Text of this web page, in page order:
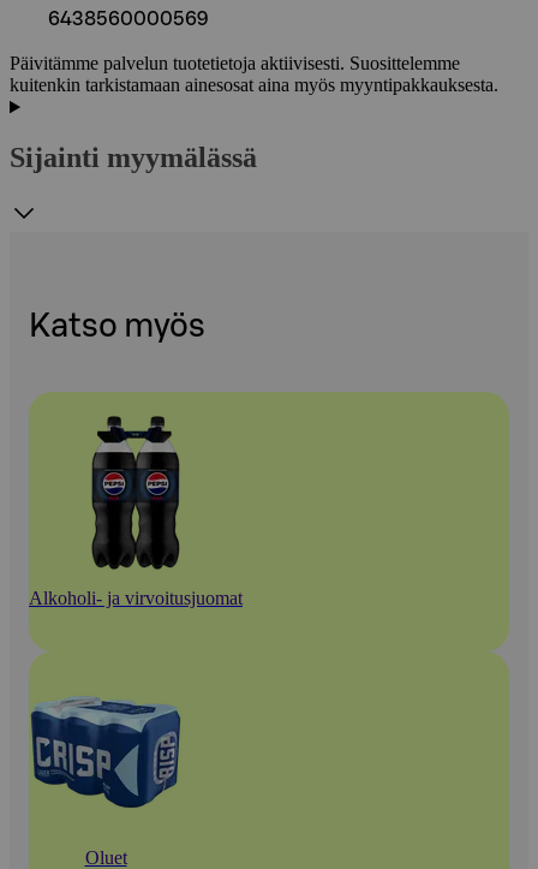
6438560000569
Päivitämme palvelun tuotetietoja aktiivisesti. Suosittelemme
kuitenkin tarkistamaan ainesosat aina myös myyntipakkauksesta.
Sijainti myymälässä
Katso myös
Alkoholi- ja virvoitusjuomat
Oluet